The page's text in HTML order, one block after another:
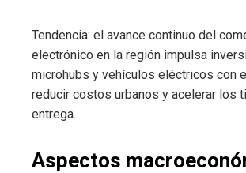
Tendencia: el avance continuo del
electrónico en la región impulsa
microhubs y vehículos eléctricos con
reducir costos urbanos y acelerar los
entrega.
Aspectos